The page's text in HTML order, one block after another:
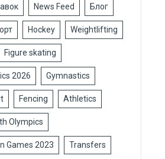
News Feed Блог
Hockey Weightlifting
Figure skating
2026 Gymnastics
Fencing Athletics
Olympics
Games 2023 Transfers